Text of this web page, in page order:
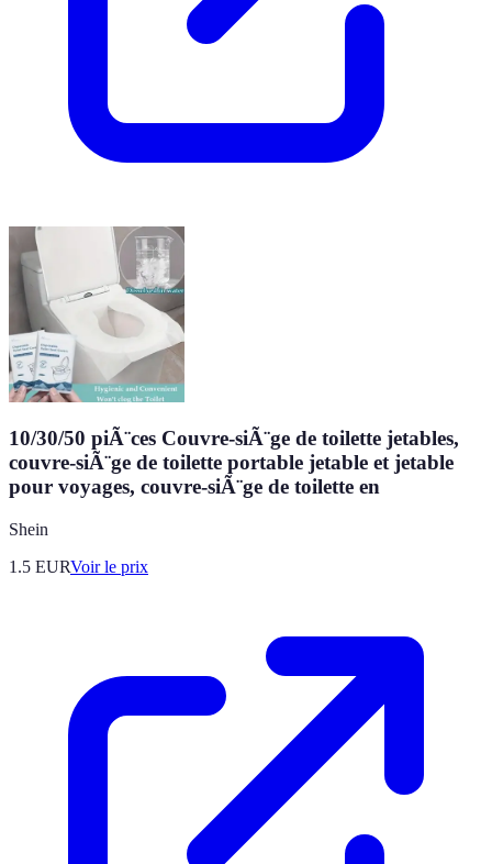
10/30/50 piÃ¨ces Couvre-siÃ¨ge de toilette jetables,
couvre-siÃ¨ge de toilette portable jetable et jetable
pour voyages, couvre-siÃ¨ge de toilette en
Shein
1.5 EURVoir le prix